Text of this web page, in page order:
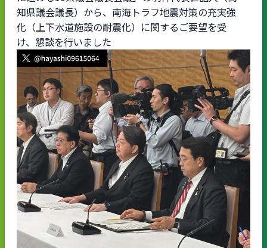
知県議会議長）から、南海トラフ地震対策の充実強
化（上下水道施設の耐震化）に関するご要望を受
け、懇談を行いました